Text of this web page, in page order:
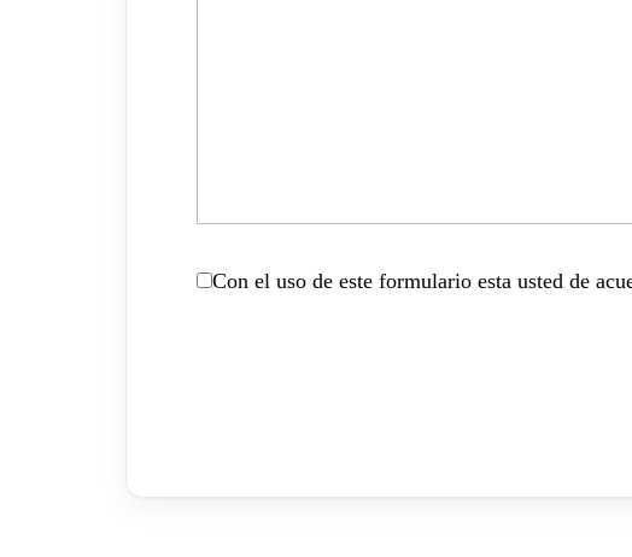
Con el uso de este formulario esta usted de